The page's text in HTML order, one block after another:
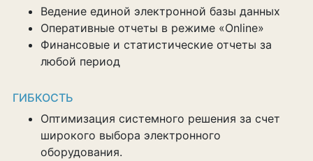
Ведение единой электронной базы данных
Оперативные отчеты в режиме «Online»
Финансовые и статистические отчеты за
любой период
ГИБКОСТЬ
Оптимизация системного решения за счет
широкого выбора электронного
оборудования.